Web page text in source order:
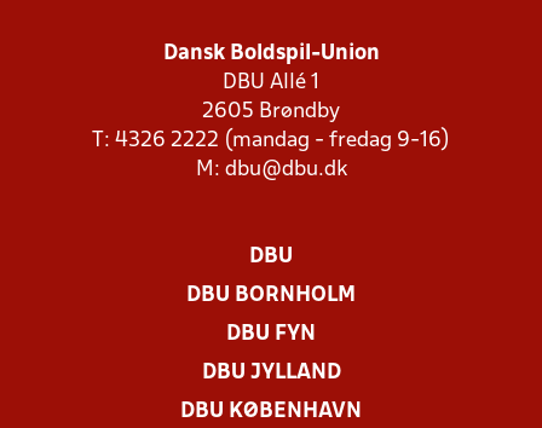
Dansk Boldspil-Union
DBU Allé 1
2605 Brøndby
T: 4326 2222 (mandag - fredag 9-16)
M: dbu@dbu.dk
DBU
DBU BORNHOLM
DBU FYN
DBU JYLLAND
DBU KØBENHAVN